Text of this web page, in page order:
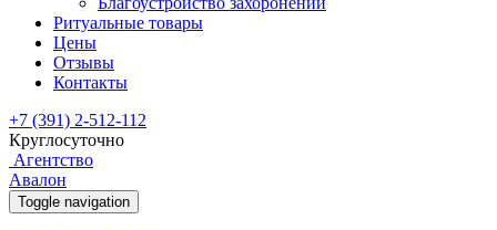
Ритуальные товары
Цены
Отзывы
Контакты
+7 (391) 2-512-112
Круглосуточно
Агентство
Авалон
Toggle navigation